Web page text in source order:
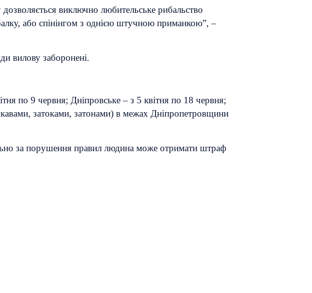
виключно любительське рибальство
або спінінгом з однією штучною приманкою”, –
вилову заборонені.
по 9 червня; Дніпровське – з 5 квітня по 18 червня;
затоками, затонами) в межах Дніпропетровщини
за порушення правил людина може отримати штраф